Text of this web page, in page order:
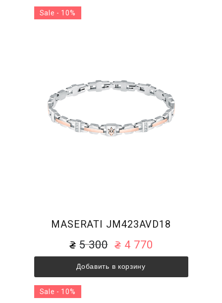
MASERATI JM423AVD18
5 300 4 770
Добавить в корзину
Sale - 10%
Sale - 10%